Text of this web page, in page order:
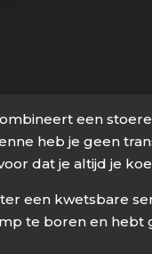
een
heb je geen
dat je altijd je
een kwetsbare
te boren en